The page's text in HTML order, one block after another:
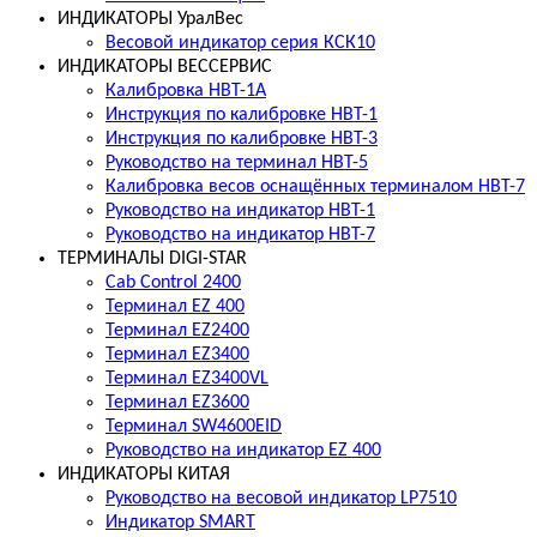
ИНДИКАТОРЫ УралВес
Весовой индикатор серия КСК10
ИНДИКАТОРЫ ВЕССЕРВИС
Калибровка НВТ-1А
Инструкция по калибровке НВТ-1
Инструкция по калибровке НВТ-3
Руководство на терминал НВТ-5
Калибровка весов оснащённых терминалом НВТ-7
Руководство на индикатор НВТ-1
Руководство на индикатор НВТ-7
ТЕРМИНАЛЫ DIGI-STAR
Cab Control 2400
Терминал EZ 400
Терминал EZ2400
Терминал EZ3400
Терминал EZ3400VL
Терминал EZ3600
Терминал SW4600EID
Руководство на индикатор EZ 400
ИНДИКАТОРЫ КИТАЯ
Руководство на весовой индикатор LP7510
Индикатор SMART